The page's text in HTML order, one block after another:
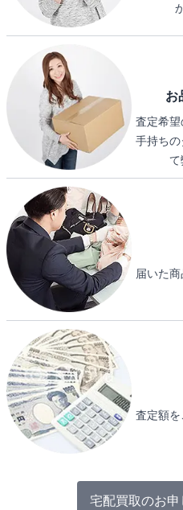
お
査定希
手持ち
て
届いた
査定額
宅配買取のお